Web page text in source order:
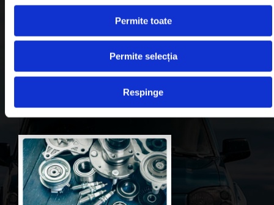
Permite toate
Permite selecția
Respinge
Blog
Favorite